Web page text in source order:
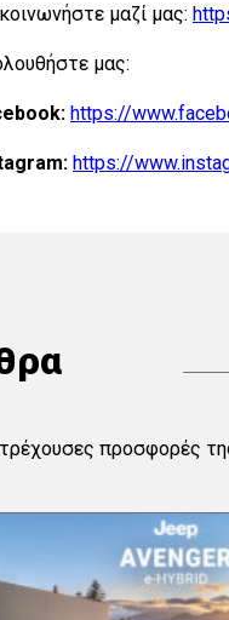
μαζί μας:
μας:
https://
https://
προσφορές